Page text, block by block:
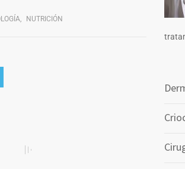
, NUTRICIÓN